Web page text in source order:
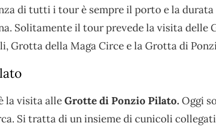
di tutti i tour è sempre il porto e la
Solitamente il tour prevede la visita delle
Grotta della Maga Circe e la Grotta di
la visita alleGrotte di Ponzio Pilato. Oggi
Si tratta di un insieme di cunicoli